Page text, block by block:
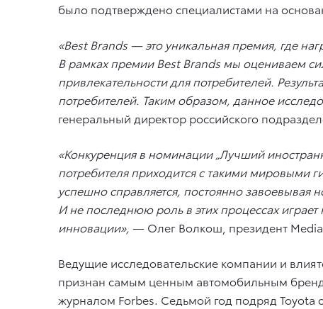
было подтверждено специалистами на
«Best Brands— это уникальная премия, где
В рамках премии Best Brandsмы оцениваем
привлекательности для потребителей.
потребителей. Таким образом, данное
генеральный директор российского
«Конкуренция в номинации „Лучший
потребителя приходится с такими мировыми
успешно справляется, постоянно
И не последнюю роль в этих процессах
инновации», — Олег Волкош, президент
Ведущие исследовательские компании и
признан самым ценным автомобильным
журналом Forbes. Седьмой год подряд Toyota